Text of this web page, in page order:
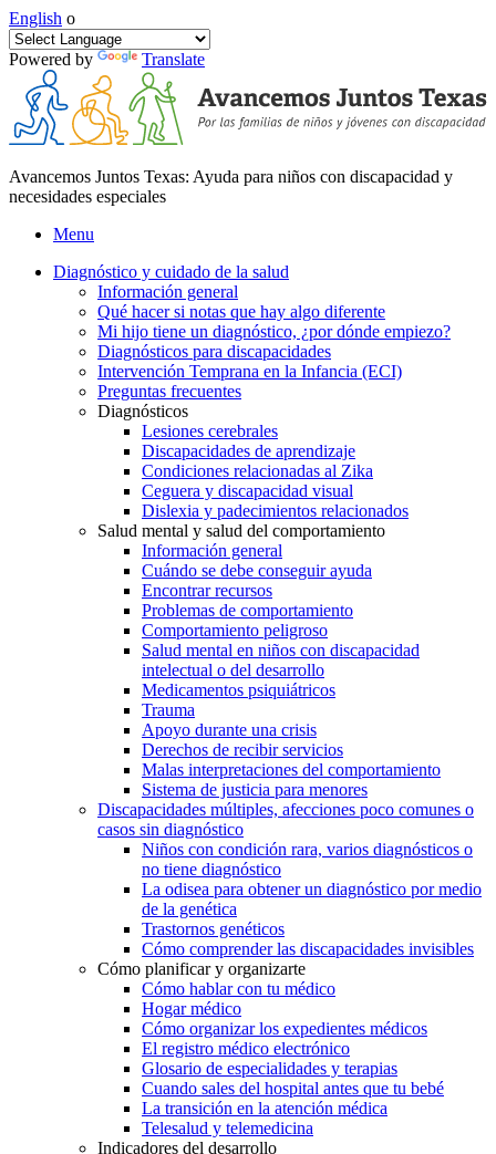
English o
Powered by Translate
Avancemos Juntos Texas: Ayuda para niños con discapacidad y
necesidades especiales
Menu
Diagnóstico y cuidado de la salud
Información general
Qué hacer si notas que hay algo diferente
Mi hijo tiene un diagnóstico, ¿por dónde empiezo?
Diagnósticos para discapacidades
Intervención Temprana en la Infancia (ECI)
Preguntas frecuentes
Diagnósticos
Lesiones cerebrales
Discapacidades de aprendizaje
Condiciones relacionadas al Zika
Ceguera y discapacidad visual
Dislexia y padecimientos relacionados
Salud mental y salud del comportamiento
Información general
Cuándo se debe conseguir ayuda
Encontrar recursos
Problemas de comportamiento
Comportamiento peligroso
Salud mental en niños con discapacidad
intelectual o del desarrollo
Medicamentos psiquiátricos
Trauma
Apoyo durante una crisis
Derechos de recibir servicios
Malas interpretaciones del comportamiento
Sistema de justicia para menores
Discapacidades múltiples, afecciones poco comunes o
casos sin diagnóstico
Niños con condición rara, varios diagnósticos o
no tiene diagnóstico
La odisea para obtener un diagnóstico por medio
de la genética
Trastornos genéticos
Cómo comprender las discapacidades invisibles
Cómo planificar y organizarte
Cómo hablar con tu médico
Hogar médico
Cómo organizar los expedientes médicos
El registro médico electrónico
Glosario de especialidades y terapias
Cuando sales del hospital antes que tu bebé
La transición en la atención médica
Telesalud y telemedicina
Indicadores del desarrollo